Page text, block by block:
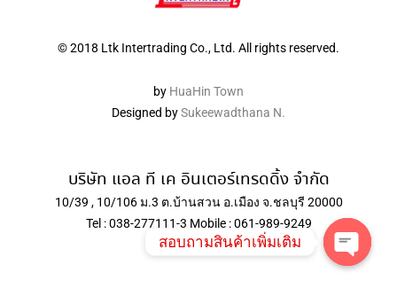
© 2018 Ltk Intertrading Co., Ltd. All rights reserved.
by HuaHin Town
Designed bySukeewadthana N.
บริษัท แอล ที เค อินเตอร์เทรดดิ้ง จำกัด
10/39 , 10/106 ม.3 ต.บ้านสวน อ.เมือง จ.ชลบุรี 20000
Tel : 038-277111-3 Mobile : 061-989-9249
สอบถามสินค้าเพิ่มเติม
Open